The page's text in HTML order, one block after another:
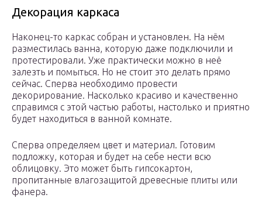
Декорация каркаса
Наконец-то каркас собран и установлен. На нём
разместилась ванна, которую даже подключили и
протестировали. Уже практически можно в неё
залезть и помыться. Но не стоит это делать прямо
сейчас. Сперва необходимо провести
декорирование. Насколько красиво и качественно
справимся с этой частью работы, настолько и приятно
будет находиться в ванной комнате.
Сперва определяем цвет и материал. Готовим
подложку, которая и будет на себе нести всю
облицовку. Это может быть гипсокартон,
пропитанные влагозащитой древесные плиты или
фанера.